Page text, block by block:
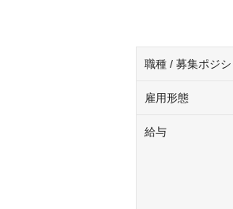
職種 / 募集ポジ
雇用形態
給与